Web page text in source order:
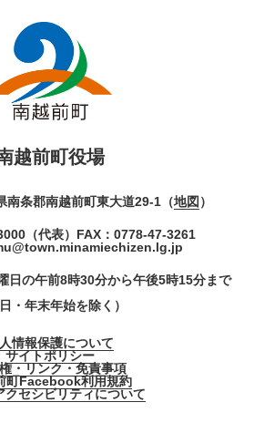
越前町役場
条郡南越前町東大道29-1（地図 ）
（代表） FAX：0778-47-3261
日の午前8時30分から午後5時15分まで
日・年末年始を除く）
情報保護について
サイトポリシー
・リンク・免責事項
町Facebook利用規約
クセシビリティについて